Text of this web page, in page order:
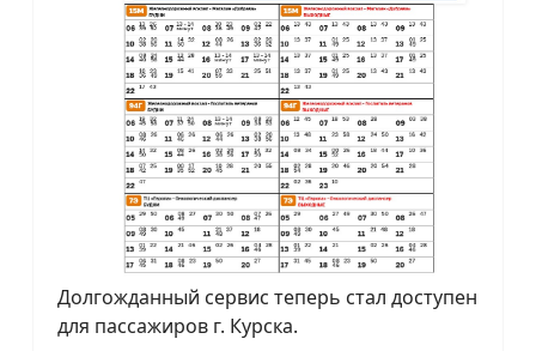
Долгожданный сервис теперь стал доступен
для пассажиров г. Курска.